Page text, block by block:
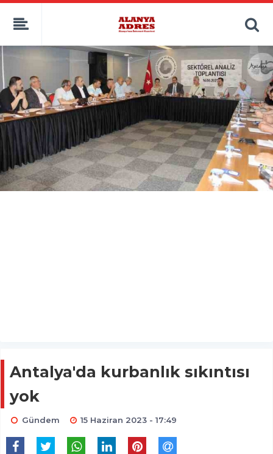
kaçak bahis
deneme bonusu
canlı bahis siteleri
deneme bonusu veren siteler
bahis siteleri
porno izle
Antalya'da kurbanlık sıkıntısı
yok
Gündem 15 Haziran 2023 - 17:49